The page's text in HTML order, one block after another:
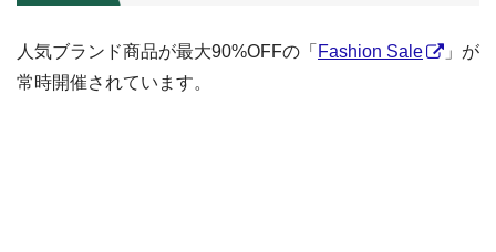
人気ブランド商品が最大90%OFFの「 Fashion Sale
」が
常時開催されています。